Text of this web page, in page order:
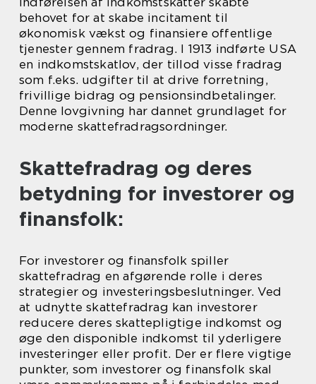
behovet for at skabe incitament til
økonomisk vækst og finansiere offentlige
tjenester gennem fradrag. I 1913 indførte USA
en indkomstskatlov, der tillod visse fradrag
som f.eks. udgifter til at drive forretning,
frivillige bidrag og pensionsindbetalinger.
Denne lovgivning har dannet grundlaget for
moderne skattefradragsordninger.
Skattefradrag og deres
betydning for investorer og
finansfolk:
For investorer og finansfolk spiller
skattefradrag en afgørende rolle i deres
strategier og investeringsbeslutninger. Ved
at udnytte skattefradrag kan investorer
reducere deres skattepligtige indkomst og
øge den disponible indkomst til yderligere
investeringer eller profit. Der er flere vigtige
punkter, som investorer og finansfolk skal